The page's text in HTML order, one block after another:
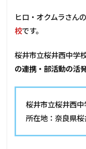
ヒロ・オクムラさん
校です。
桜井市立桜井西中学校
の連携・部活動の活
桜井市立桜井西中
所在地：奈良県